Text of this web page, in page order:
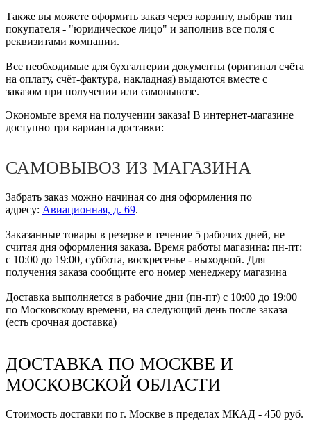
Также вы можете оформить заказ через корзину, выбрав тип
покупателя - "юридическое лицо" и заполнив все поля с
реквизитами компании.
Все необходимые для бухгалтерии документы (оригинал счёта
на оплату, счёт-фактура, накладная) выдаются вместе с
заказом при получении или самовывозе.
Экономьте время на получении заказа! В интернет-магазине
доступно три варианта доставки:
САМОВЫВОЗ ИЗ МАГАЗИНА
Забрать заказ можно начиная со дня оформления по
адресу: Авиационная, д. 69.
Заказанные товары в резерве в течение 5 рабочих дней, не
считая дня оформления заказа. Время работы магазина: пн-пт:
с 10:00 до 19:00, суббота, воскресенье - выходной. Для
получения заказа сообщите его номер менеджеру магазина
Доставка выполняется в рабочие дни (пн-пт) с 10:00 до 19:00
по Московскому времени, на следующий день после заказа
(есть срочная доставка)
ДОСТАВКА ПО МОСКВЕ И
МОСКОВСКОЙ ОБЛАСТИ
Стоимость доставки по г. Москве в пределах МКАД - 450 руб.